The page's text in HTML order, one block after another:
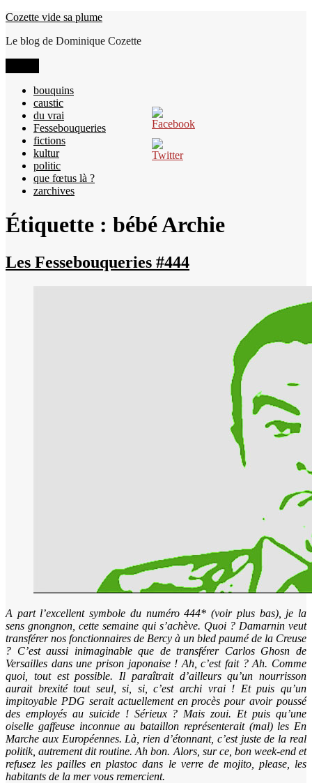
Aller
contenu
Cozette vide sa plume
Le blog de Dominique Cozette
bouquins
caustic
du vrai
Fessebouqueries
fictions
kultur
politic
que fœtus là ?
zarchives
Étiquette : bébé Archie
Les Fessebouqueries #444
A part l’excellent symbole du numéro 444* (voir plus bas), je la
sens gnongnon, cette semaine qui s’achève. Quoi ? Damarnin veut
transférer nos fonctionnaires de Bercy à un bled paumé de la Creuse
? C’est aussi inimaginable que de transférer Carlos Ghosn de
Versailles dans une prison japonaise ! Ah, c’est fait ? Ah. Comme
quoi, tout est possible. Il paraîtrait d’ailleurs qu’un nourrisson
aurait brexité tout seul, si, si, c’est archi vrai ! Et puis qu’un
impitoyable PDG serait actuellement en procès pour avoir poussé
des employés au suicide ! Sérieux ? Mais zoui. Et puis qu’une
oiselle gaffeuse inconnue au bataillon représenterait (mal) les En
Marche aux Européennes. Là, rien d’étonnant, c’est juste de la real
politik, autrement dit routine. Ah bon. Alors, sur ce, bon week-end et
refusez les pailles en plastoc dans le verre de mojito, please, les
habitants de la mer vous remercient.